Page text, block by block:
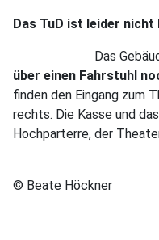
Das TuD ist leider
Das
über einen Fahrstuhl
finden den Eingang zum
rechts. Die Kasse und
Hochparterre, der
© Beate Höckner